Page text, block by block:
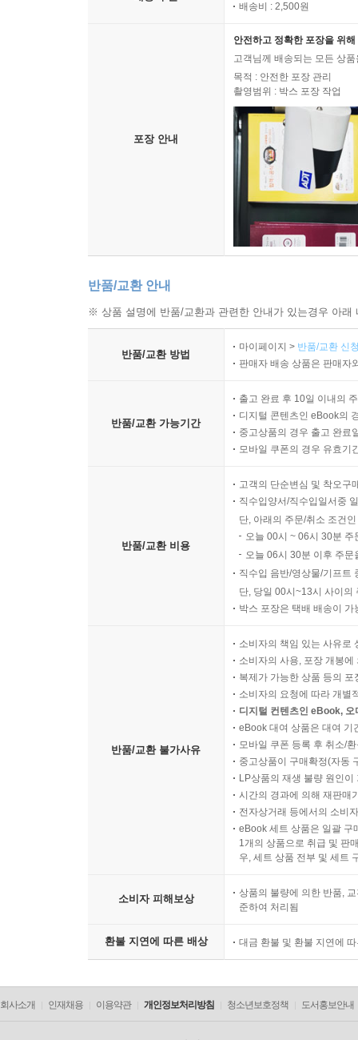
배송비 : 2,500원
포장 안내
안전하고 정확한 포장을 위
고객님께 배송되는 모든 상
목적 : 안전한 포장 관리
촬영범위 : 박스 포장 작업
반품/교환 안내
※ 상품 설명에 반품/교환과 관련한 안내가 있는경우 아
반품/교환 방법
마이페이지 > 반품/교환 신
판매자 배송 상품은 판매자
반품/교환 가능기간
출고 완료 후 10일 이내의
디지털 콘텐츠인 eBook의
중고상품의 경우 출고 완료
모바일 쿠폰의 경우 유효기
반품/교환 비용
고객의 단순변심 및 착오구
직수입양서/직수입일서중
단, 아래의 주문/취소 조건
오늘 00시 ~ 06시 30분
오늘 06시 30분 이후 주
직수입 음반/영상물/기프트
단, 당일 00시~13시 사이의
박스 포장은 택배 배송이
반품/교환 불가사유
소비자의 책임 있는 사유로
소비자의 사용, 포장 개봉
복제가 가능한 상품 등의
소비자의 요청에 따라 개별
디지털 컨텐츠인 eBook,
eBook 대여 상품은 대여 기
모바일 쿠폰 등록 후 취소/
중고상품이 구매확정(자동
LP상품의 재생 불량 원인
시간의 경과에 의해 재판매
전자상거래 등에서의 소비
eBook 세트 상품은 일괄 구
1개의 상품으로 취급 및 판
우, 세트 상품 전부 및 세트
소비자 피해보상
상품의 불량에 의한 반품,
준하여 처리됨
환불 지연에 따른 배상 대금 환불 및 환불 지연에
회사소개 인재채용 이용약관 개인정보처리방침 청소년보호정책 도서홍보안내